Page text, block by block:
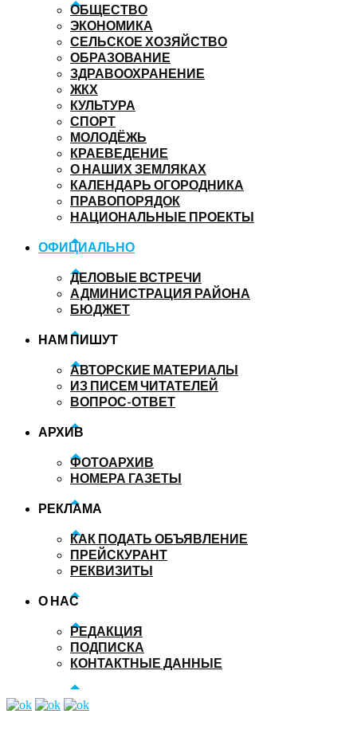
ОБЩЕСТВО
ЭКОНОМИКА
СЕЛЬСКОЕ ХОЗЯЙСТВО
ОБРАЗОВАНИЕ
ЗДРАВООХРАНЕНИЕ
ЖКХ
КУЛЬТУРА
СПОРТ
МОЛОДЁЖЬ
КРАЕВЕДЕНИЕ
О НАШИХ ЗЕМЛЯКАХ
КАЛЕНДАРЬ ОГОРОДНИКА
ПРАВОПОРЯДОК
НАЦИОНАЛЬНЫЕ ПРОЕКТЫ
ОФИЦИАЛЬНО
ДЕЛОВЫЕ ВСТРЕЧИ
АДМИНИСТРАЦИЯ РАЙОНА
БЮДЖЕТ
НАМ ПИШУТ
АВТОРСКИЕ МАТЕРИАЛЫ
ИЗ ПИСЕМ ЧИТАТЕЛЕЙ
ВОПРОС-ОТВЕТ
АРХИВ
ФОТОАРХИВ
НОМЕРА ГАЗЕТЫ
РЕКЛАМА
КАК ПОДАТЬ ОБЪЯВЛЕНИЕ
ПРЕЙСКУРАНТ
РЕКВИЗИТЫ
О НАС
РЕДАКЦИЯ
ПОДПИСКА
КОНТАКТНЫЕ ДАННЫЕ